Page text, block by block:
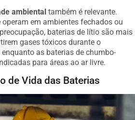
ambiental também é relevante.
em ambientes fechados ou
baterias de lítio são mais
gases tóxicos durante o
as baterias de chumbo-
para áreas ao ar livre.
de Vida das Baterias